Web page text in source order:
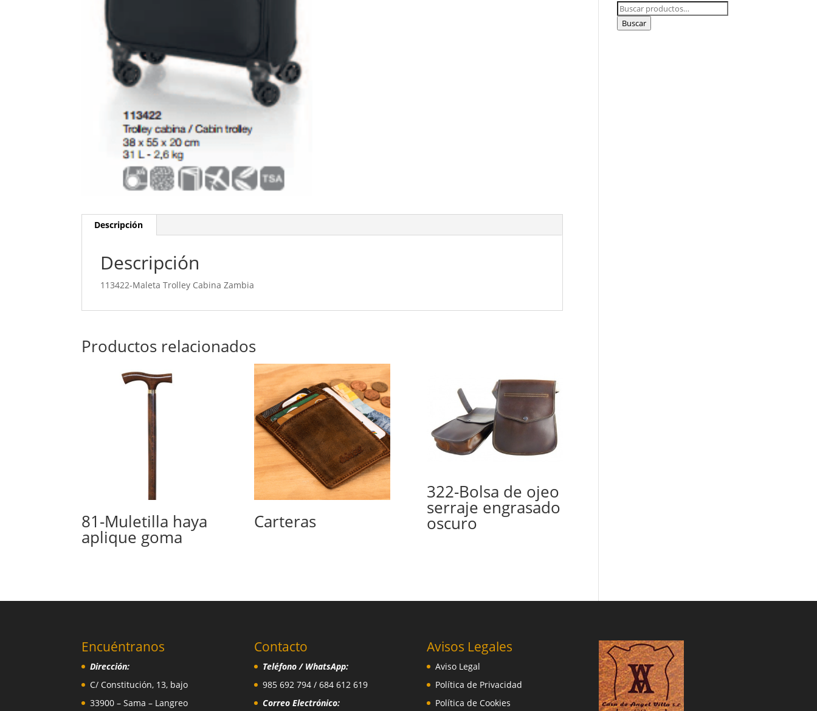
Descripción
Descripción
113422-Maleta Trolley Cabina Zambia
Productos relacionados
81-Muletilla haya
aplique goma
Carteras
322-Bolsa de ojeo
serraje engrasado
oscuro
Buscar
por:
Buscar
Encuéntranos
Dirección:
C/ Constitución, 13, bajo
33900 – Sama – Langreo
Contacto
Teléfono / WhatsApp:
985 692 794 / 684 612 619
Correo Electrónico:
Avisos Legales
Aviso Legal
Política de Privacidad
Política de Cookies